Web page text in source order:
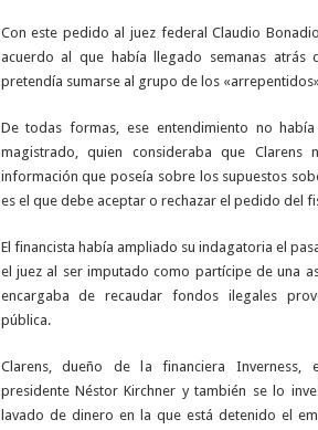
Con este pedido al juez federal Claudio
acuerdo al que había llegado semanas atrás
pretendía sumarse al grupo de los
De todas formas, ese entendimiento no
magistrado, quien consideraba que
información que poseía sobre los supuestos
es el que debe aceptar o rechazar el pedido del
El financista había ampliado su indagatoria el
el juez al ser imputado como partícipe de una
encargaba de recaudar fondos ilegales
pública.
Clarens, dueño de la financiera Inverness,
presidente Néstor Kirchner y también se lo
lavado de dinero en la que está detenido el